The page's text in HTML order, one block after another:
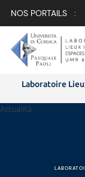
NOS PORTAILS :
Laboratoire
Attualità